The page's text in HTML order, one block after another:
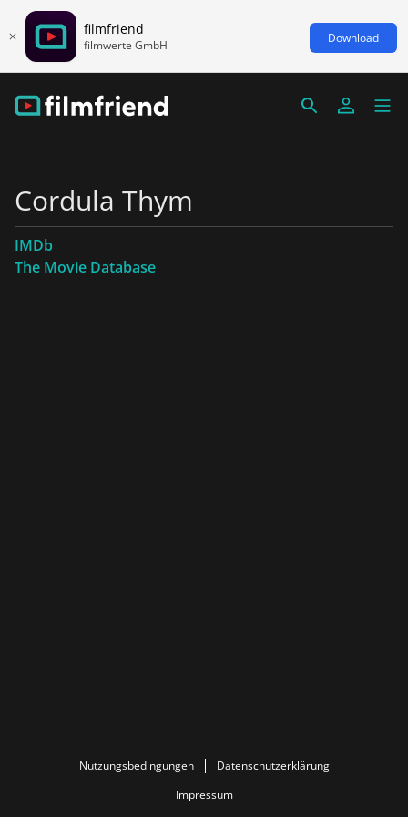
filmfriend
filmwerte GmbH Download
Cordula Thym
IMDb
The Movie Database
Nutzungsbedingungen
Datenschutzerklärung
Impressum